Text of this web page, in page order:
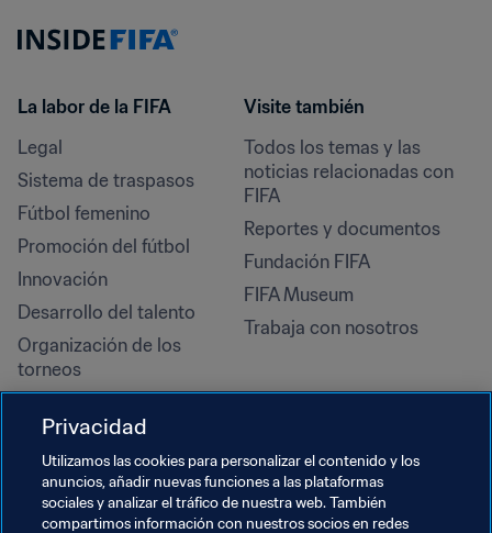
La labor de la FIFA
Legal
Sistema de traspasos
Fútbol femenino
Promoción del fútbol
Innovación
Desarrollo del talento
Organización de los
torneos
Derechos humanos y lucha
contra la discriminación
Salud y atención médica
Iniciativas educativas
Visite también
Todos los temas y las
noticias relacionadas con
FIFA
Reportes y documentos
Fundación FIFA
FIFA Museum
Trabaja con nosotros
Privacidad
Utilizamos las cookies para personalizar el contenido y los
anuncios, añadir nuevas funciones a las plataformas
sociales y analizar el tráfico de nuestra web. También
compartimos información con nuestros socios en redes